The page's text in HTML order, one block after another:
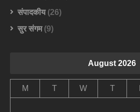
संपादकीय(26)
सुर संगम(9)
August 2026
M T W T